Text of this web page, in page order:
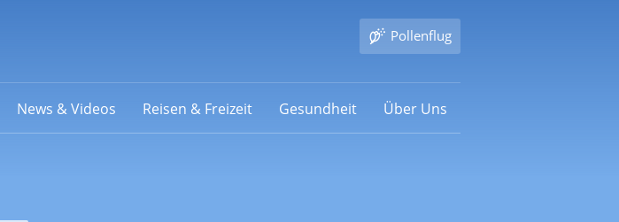
Pollenflug
News & Videos Reisen & Freizeit Gesundheit Über Uns